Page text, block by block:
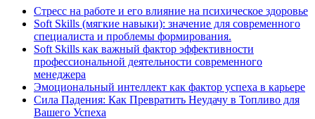
Стресс на работе и его влияние на психическое здоровье
Soft Skills (мягкие навыки): значение для современного
специалиста и проблемы формирования.
Soft Skills как важный фактор эффективности
профессиональной деятельности современного
менеджера
Эмоциональный интеллект как фактор успеха в карьере
Сила Падения: Как Превратить Неудачу в Топливо для
Вашего Успеха